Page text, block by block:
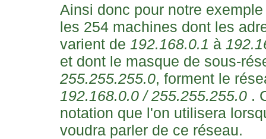
Ainsi donc pour notre
les 254 machines dont les
varient de 192.168.0.1 à
et dont le masque de sous-
255.255.255.0, forment le
192.168.0.0 / 255.255.255.0 .
notation que l'on utilisera
voudra parler de ce réseau.